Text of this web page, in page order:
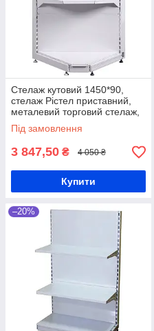
Стелаж кутовий 1450*90,
стелаж Рістел приставний,
металевий торговий стелаж,
внутрішній кутовий стелаж в
магазин
Під замовлення
3 847,50 ₴ 4 050 ₴
Купити
–20%